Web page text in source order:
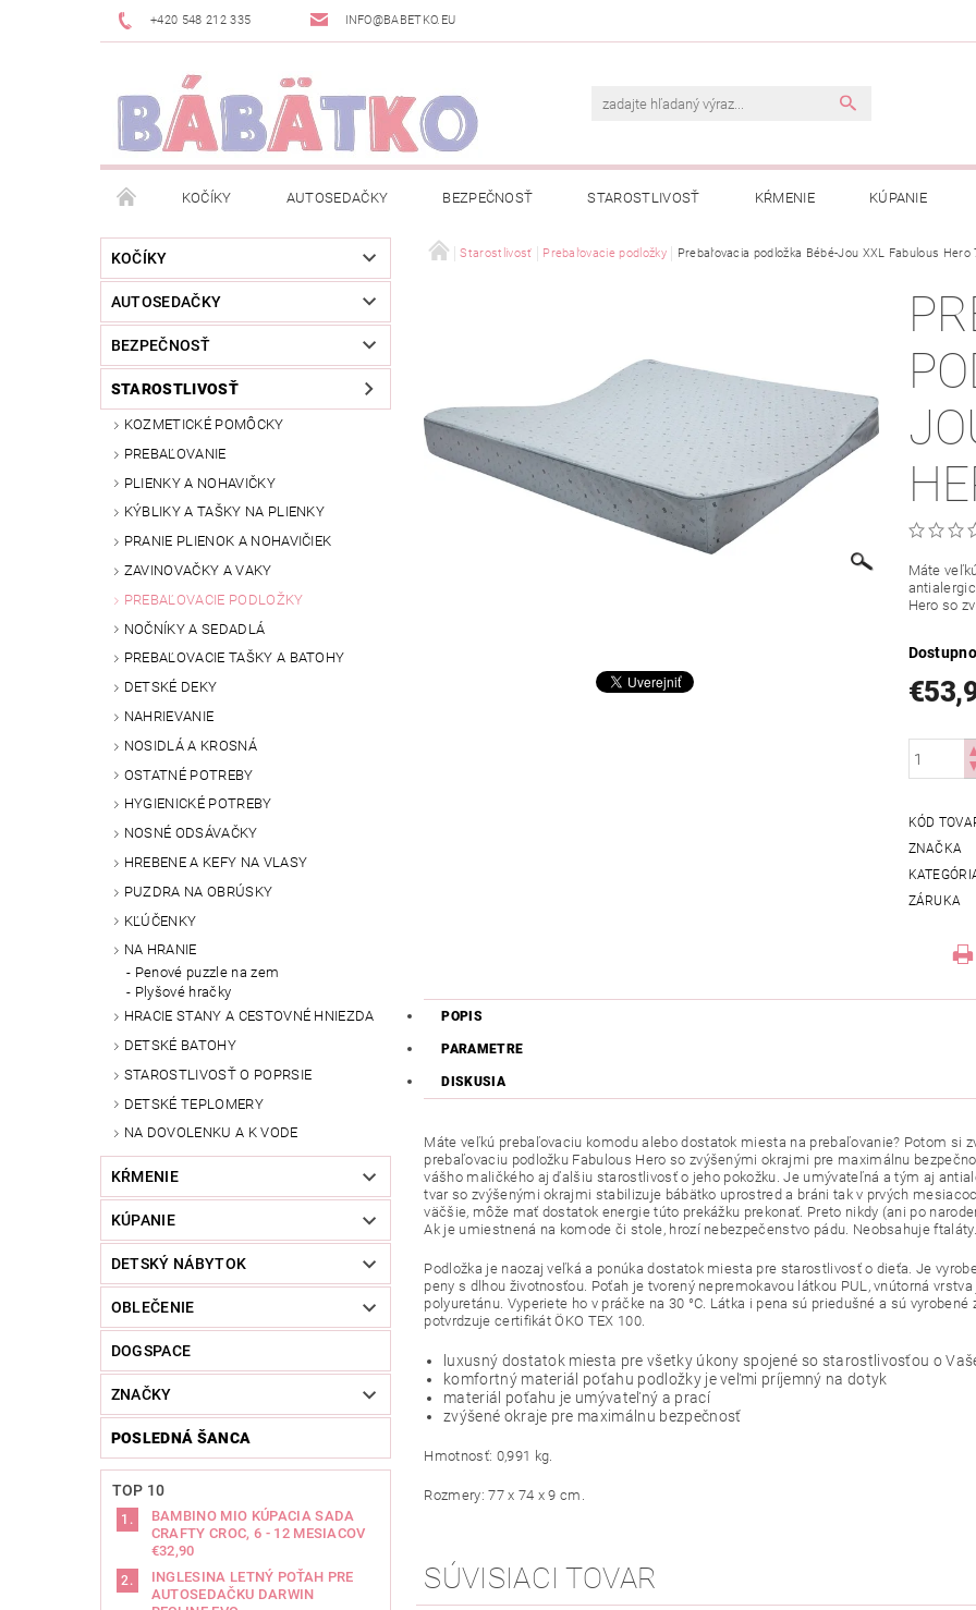
+420 548 212 335 INFO@BABETKO.EU
KOČÍKY AUTOSEDAČKY BEZPEČNOSŤ STAROSTLIVOSŤ KŔMENIE KÚPANIE
DOGSPACE POSLEDNÁ ŠANCA OBCHODNÉ PODMIENKY OCHRANA OSOBNÝCH ÚDAJOV
NOVINKY
KOČÍKY
AUTOSEDAČKY
BEZPEČNOSŤ
STAROSTLIVOSŤ
KOZMETICKÉ POMÔCKY
PREBAĽOVANIE
PLIENKY A NOHAVIČKY
KÝBLIKY A TAŠKY NA PLIENKY
PRANIE PLIENOK A NOHAVIČIEK
ZAVINOVAČKY A VAKY
PREBAĽOVACIE PODLOŽKY
NOČNÍKY A SEDADLÁ
PREBAĽOVACIE TAŠKY A BATOHY
DETSKÉ DEKY
NAHRIEVANIE
NOSIDLÁ A KROSNÁ
OSTATNÉ POTREBY
HYGIENICKÉ POTREBY
NOSNÉ ODSÁVAČKY
HREBENE A KEFY NA VLASY
PUZDRA NA OBRÚSKY
KĽÚČENKY
NA HRANIE
Penové puzzle na zem
Plyšové hračky
HRACIE STANY A CESTOVNÉ HNIEZDA
DETSKÉ BATOHY
STAROSTLIVOSŤ O POPRSIE
DETSKÉ TEPLOMERY
NA DOVOLENKU A K VODE
KŔMENIE
KÚPANIE
DETSKÝ NÁBYTOK
OBLEČENIE
DOGSPACE
ZNAČKY
POSLEDNÁ ŠANCA
TOP 10
BAMBINO MIO KÚPACIA SADA
CRAFTY CROC, 6 - 12 MESIACOV
€32,90
INGLESINA LETNÝ POŤAH PRE
AUTOSEDAČKU DARWIN
Starostlivosť Prebaľovacie podložky Prebaľovacia podložka Bébé-Jou XXL Fabulous Hero
Máte
Hero so
KÓD
ZNAČKA
ZÁRUKA
POPIS
PARAMETRE
DISKUSIA
Máte veľkú prebaľovaciu komodu alebo dostatok miesta na prebaľovanie? Potom si
prebaľovaciu podložku Fabulous Hero so zvýšenými okrajmi pre maximálnu
vášho maličkého aj ďalšiu starostlivosť o jeho pokožku. Je umývateľná a tým aj
tvar so zvýšenými okrajmi stabilizuje bábätko uprostred a bráni tak v prvých
väčšie, môže mať dostatok energie túto prekážku prekonať. Preto nikdy (ani po
Ak je umiestnená na komode či stole, hrozí nebezpečenstvo pádu. Neobsahuje
Podložka je naozaj veľká a ponúka dostatok miesta pre starostlivosť o dieťa. Je
peny s dlhou životnosťou. Poťah je tvorený nepremokavou látkou PUL, vnútorná
polyuretánu. Vyperiete ho v práčke na 30 °C. Látka i pena sú priedušné a sú
potvrdzuje certifikát ÖKO TEX 100.
luxusný dostatok miesta pre všetky úkony spojené so starostlivosťou o
komfortný materiál poťahu podložky je veľmi príjemný na dotyk
materiál poťahu je umývateľný a prací
zvýšené okraje pre maximálnu bezpečnosť
Hmotnosť: 0,991 kg.
Rozmery: 77 x 74 x 9 cm.
SÚVISIACI TOVAR